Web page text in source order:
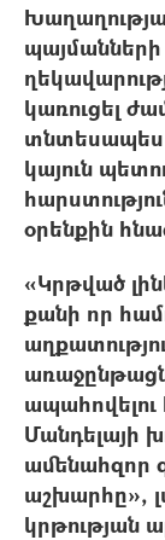
կառուցել
կայուն
օրենքին
«Կրթված
քանի որ
առաջընթացն
ապահովելու
Մանդելայի
ամենահզոր
աշխարհը»,
կրթության